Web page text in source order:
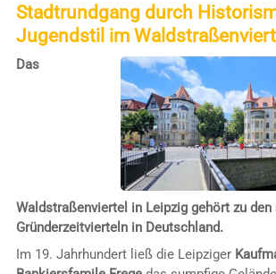
Stadtrundgang durch
Jugendstil im
Das
Waldstraßenviertel in Leipzig gehört zu
Gründerzeitvierteln in Deutschland.
Im 19. Jahrhundert ließ die Leipziger